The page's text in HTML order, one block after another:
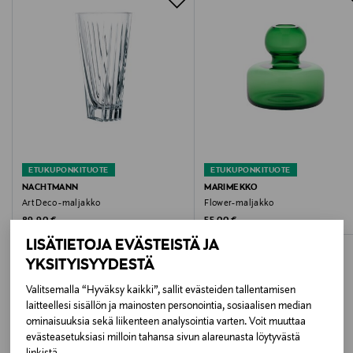
LISÄTIETOJA EVÄSTEISTÄ JA
YKSITYISYYDESTÄ
Valitsemalla “Hyväksy kaikki”, sallit evästeiden tallentamisen
laitteellesi sisällön ja mainosten personointia, sosiaalisen median
ominaisuuksia sekä liikenteen analysointia varten. Voit muuttaa
evästeasetuksiasi milloin tahansa sivun alareunasta löytyvästä
Hoito-ohjeet
Suositellaan käsinpesua
Koko
One size
Valmistusmaa
Thaimaa
Valmistajan tuotenumero
075460
ETUKUPONKITUOTE
NACHTMANN
Art Deco -maljakko
Original Price
89,90 €
ETUKUPONKITUOTE
MARIMEKKO
Flower-maljakko
Original Price
55,00 €
LISÄÄ KIINNOSTAVIA